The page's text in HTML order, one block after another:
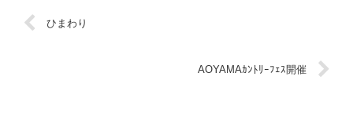
ひまわり
AOYAMAｶﾝﾄﾘｰﾌｪｽ開催